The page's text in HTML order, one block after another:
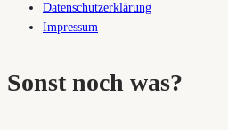
Datenschutzerklärung
Impressum
Sonst noch was?